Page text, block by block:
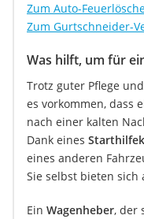
Zum Auto-
Zum Gurtschneider-
Was hilft, um für
Trotz guter Pflege
es vorkommen, dass
nach einer kalten
Dank eines
eines anderen
Sie selbst bieten sich
Ein Wagenheber, der